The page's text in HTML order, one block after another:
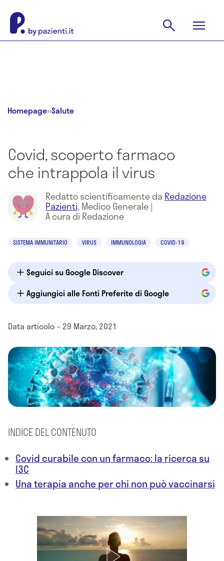
Homepage»Salute
Covid, scoperto farmaco
che intrappola il virus
Redatto scientificamente da Redazione
Pazienti, Medico Generale|
A cura di Redazione
SISTEMA IMMUNITARIO VIRUS IMMUNOLOGIA COVID-19
Seguici su Google Discover
Aggiungici alle Fonti Preferite di Google
Data articolo – 29 Marzo, 2021
INDICE DEL CONTENUTO
Covid curabile con un farmaco: la ricerca su
I3C
Una terapia anche per chi non può vaccinarsi